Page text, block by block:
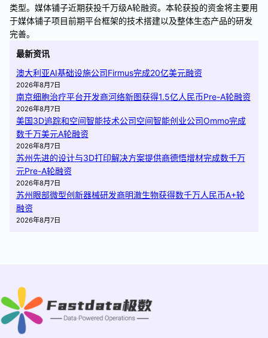
类型。媒体铺子近期获投千万级A轮融资。本轮获投的资金将主要用
于媒体铺子项目前期平台框架的技术搭建以及整体生态产品的研发
完善。
最新资讯
澳大利亚AI基础设施公司Firmus完成20亿美元融资
2026年8月7日
南京细胞治疗平台开发商河络新图获得1.5亿人民币Pre-A轮融资
2026年8月7日
美国3D追踪和空间智能技术公司空间智能创业公司Ommo完成
数千万美元A轮融资
2026年8月7日
苏州先进的设计与3D打印解决方案提供商德悟增材完成数千万
元Pre-A轮融资
2026年8月7日
苏州眼部微型创新器械研发商明澈生物获得数千万人民币A+轮
融资
2026年8月7日